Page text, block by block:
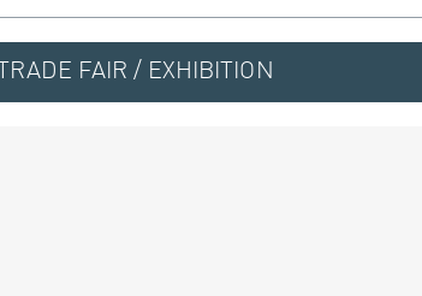
TRADE FAIR / EXHIBITION